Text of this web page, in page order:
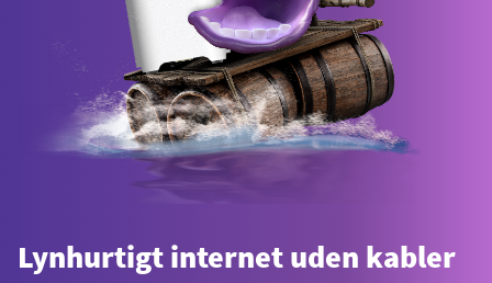
Lynhurtigt internet uden kabler